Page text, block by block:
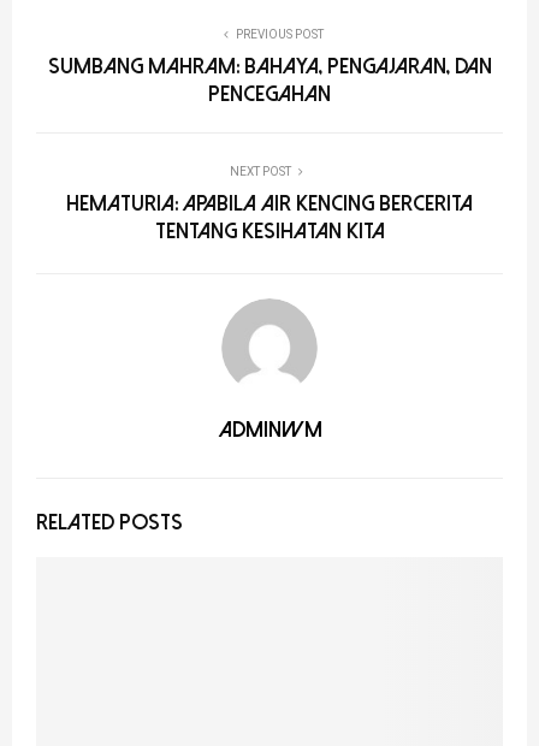
PREVIOUS POST
SUMBANG MAHRAM: BAHAYA, PENGAJARAN, DAN
PENCEGAHAN
NEXT POST
HEMATURIA: APABILA AIR KENCING BERCERITA
TENTANG KESIHATAN KITA
adminwm
RELATED POSTS